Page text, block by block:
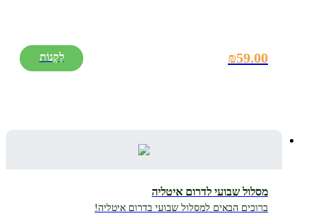
₪59.00
מסלול שבועי לדרום איטליה
ברוכים הבאים למסלול שבועי בדרום איטליה!